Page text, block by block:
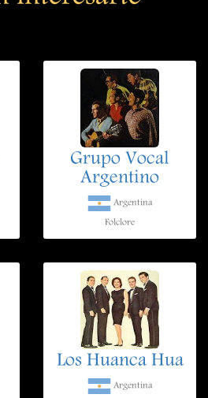
Grupo Vocal
Argentino
Argentina
Folclore
Los Huanca Hua
Argentina